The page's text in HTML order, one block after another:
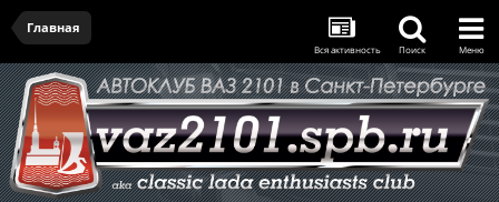
Главная
Вся активность Поиск Меню